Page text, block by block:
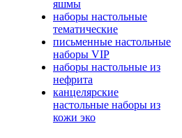
яшмы
наборы настольные
тематические
письменные настольные
наборы VIP
наборы настольные из
нефрита
канцелярские
настольные наборы из
кожи эко